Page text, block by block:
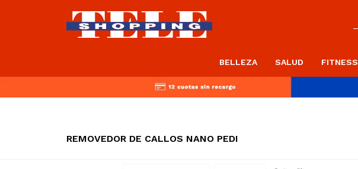
BELLEZA SALUD FITNESS
REMOVEDOR DE CALLOS NANO PEDI